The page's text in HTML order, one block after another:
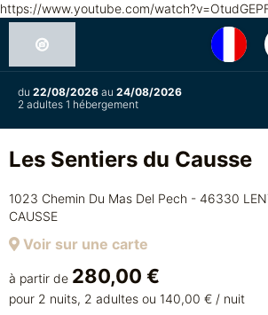
https://www.youtube.com/
du 22/08/2026 au 24/08/2026
2 adultes 1 hébergement
Les Sentiers du Causse
1023 Chemin Du Mas Del Pech - 46330
CAUSSE
Voir sur une carte
à partir de 280,00 €
pour 2 nuits, 2 adultes ou 140,00 € / nuit